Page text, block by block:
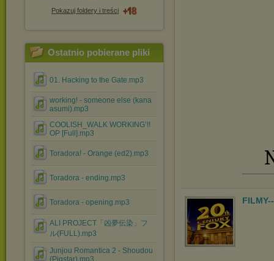
Pokazuj foldery i treści
Ostatnio pobierane pliki
01. Hacking to the Gate.mp3
working! - someone else (kana
asumi).mp3
COOLISH_WALK WORKING’!!
OP [Full].mp3
Toradora! - Orange (ed2).mp3
Toradora - ending.mp3
Toradora - opening.mp3
ALI PROJECT「凶夢伝染」フ
ル(FULL).mp3
Junjou Romantica 2 - Shoudou
(Pigstar).mp3